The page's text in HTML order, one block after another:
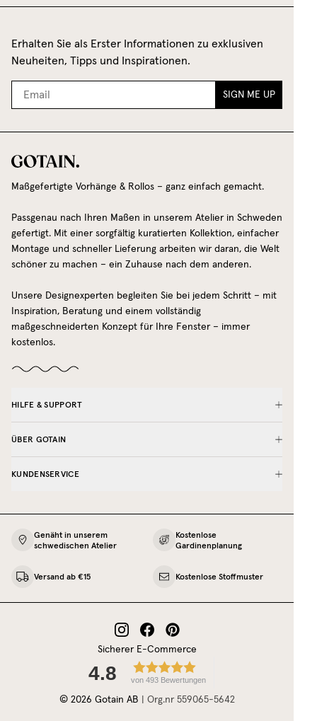
Erhalten Sie als Erster Informationen zu exklusiven
Neuheiten, Tipps und Inspirationen.
SIGN ME UP
Maßgefertigte Vorhänge & Rollos – ganz einfach gemacht.
Passgenau nach Ihren Maßen in unserem Atelier in Schweden
gefertigt. Mit einer sorgfältig kuratierten Kollektion, einfacher
Montage und schneller Lieferung arbeiten wir daran, die Welt
schöner zu machen – ein Zuhause nach dem anderen.
Unsere Designexperten begleiten Sie bei jedem Schritt – mit
Inspiration, Beratung und einem vollständig
maßgeschneiderten Konzept für Ihre Fenster – immer
kostenlos.
HILFE & SUPPORT
ÜBER GOTAIN
KUNDENSERVICE
Genäht in unserem
schwedischen Atelier
Kostenlose
Gardinenplanung
Versand ab €15 Kostenlose Stoffmuster
Sicherer E-Commerce
4.8 von 493 Bewertungen
© 2026 Gotain AB Org.nr 559065‍-5642